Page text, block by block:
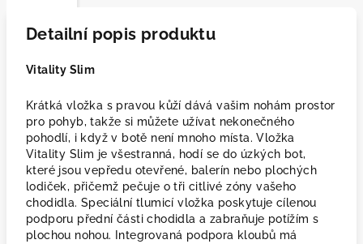
Detailní popis produktu
Vitality Slim
Krátká vložka s pravou kůží dává vašim nohám prostor
pro pohyb, takže si můžete užívat nekonečného
pohodlí, i když v botě není mnoho místa. Vložka
Vitality Slim je všestranná, hodí se do úzkých bot,
které jsou vepředu otevřené, balerín nebo plochých
lodiček, přičemž pečuje o tři citlivé zóny vašeho
chodidla. Speciální tlumicí vložka poskytuje cílenou
podporu přední části chodidla a zabraňuje potížím s
plochou nohou. Integrovaná podpora kloubů má